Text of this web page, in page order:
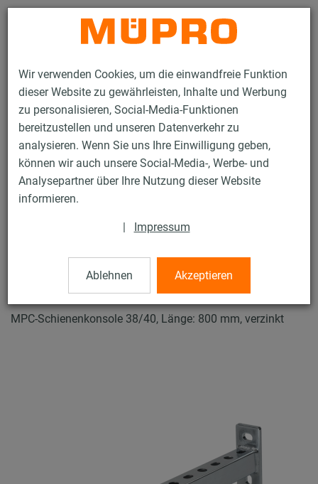
Wir verwenden Cookies, um die einwandfreie Funktion
dieser Website zu gewährleisten, Inhalte und Werbung
zu personalisieren, Social-Media-Funktionen
bereitzustellen und unseren Datenverkehr zu
analysieren. Wenn Sie uns Ihre Einwilligung geben,
können wir auch unsere Social-Media-, Werbe- und
Analysepartner über Ihre Nutzung dieser Website
informieren.
| Impressum
Ablehnen Akzeptieren
Kontakt
Produkte Befestigungstechnik
Lüftungsbefestigung
Installationsschienen für die Lüftungsbefestigung
MPC-Systemschienen (leichter bis mittlerer Lastbereich)
MPC-Schienenkonsolen
MPC-Schienenkonsolen
MPC-Schienenkonsole 38/40, Länge: 800 mm, verzinkt